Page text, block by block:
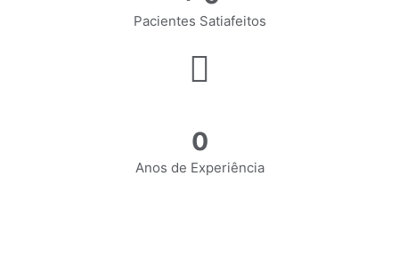
Pacientes Satiafeitos
0
Anos de Experiência